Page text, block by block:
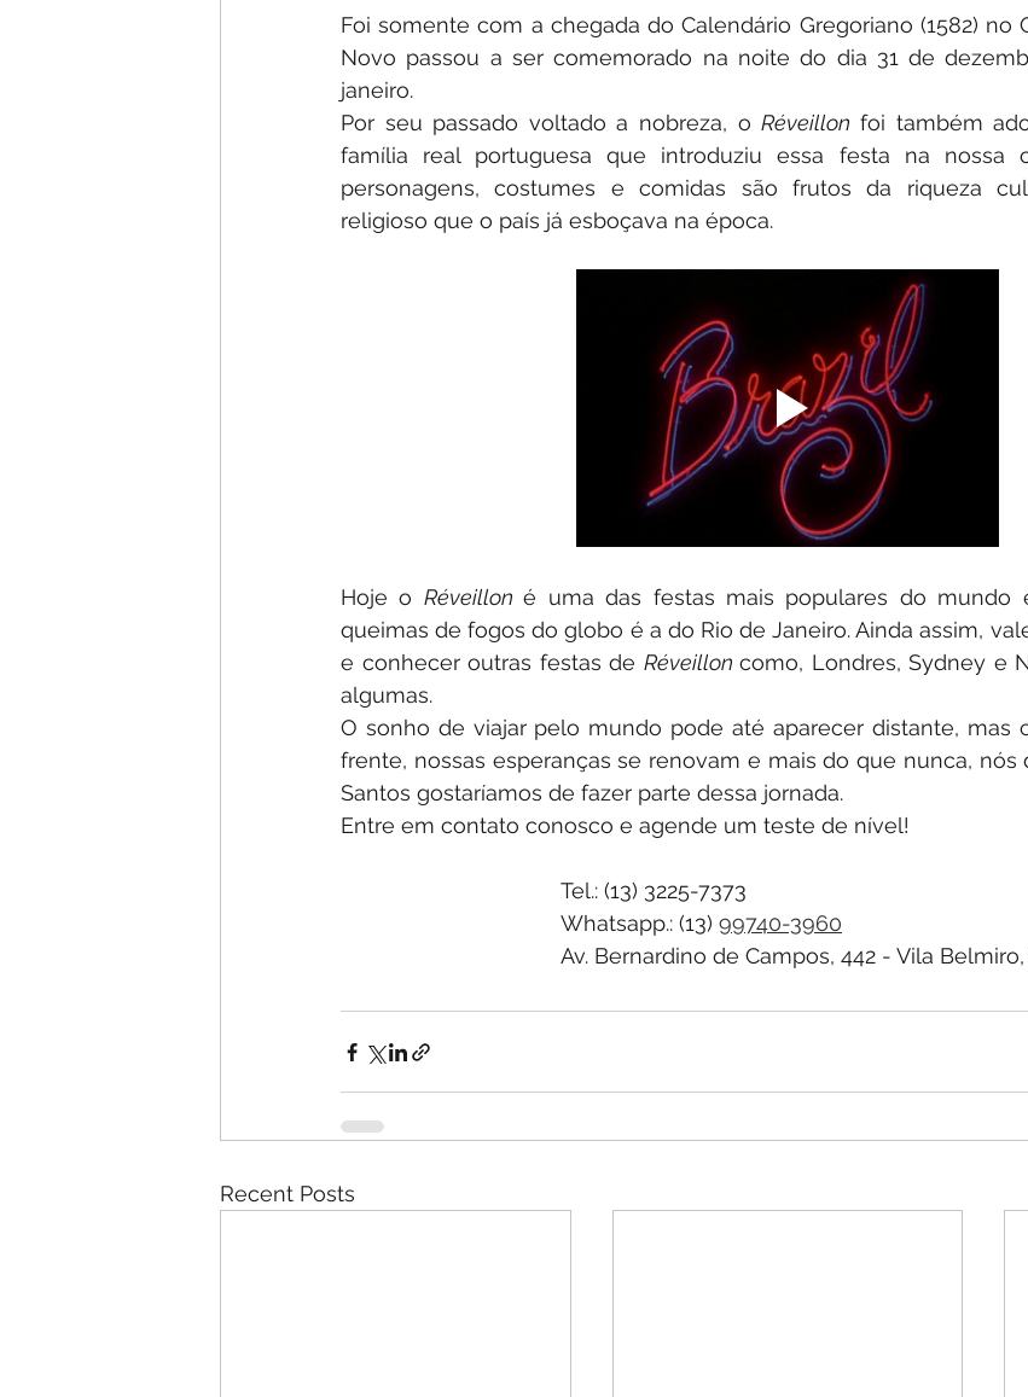
Foi somente com a chegada do Calendário Gregoriano (1582) no
Novo passou a ser comemorado na noite do dia 31 de
janeiro.
Por seu passado voltado a nobreza, o Réveillon foi também
família real portuguesa que introduziu essa festa na nossa
personagens, costumes e comidas são frutos da riqueza
religioso que o país já esboçava na época.
Hoje o Réveillon é uma das festas mais populares do mundo
queimas de fogos do globo é a do Rio de Janeiro. Ainda assim,
e conhecer outras festas de Réveillon como, Londres, Sydney e
algumas.
O sonho de viajar pelo mundo pode até aparecer distante, mas
frente, nossas esperanças se renovam e mais do que nunca, nós
Santos gostaríamos de fazer parte dessa jornada.
Entre em contato conosco e agende um teste de nível!
Tel.: (13) 3225-7373
Whatsapp.: (13) 99740-3960
Av. Bernardino de Campos, 442 - Vila
Recent Posts